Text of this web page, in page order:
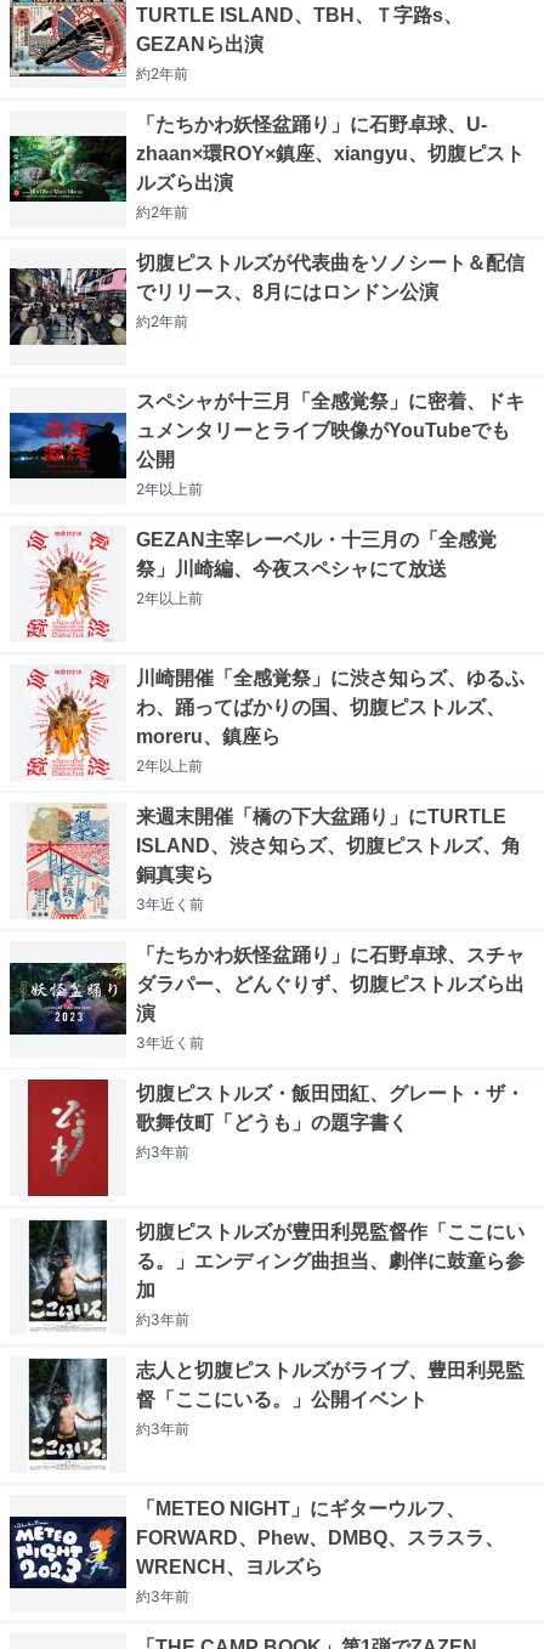
TURTLE ISLAND、TBH、Ｔ字路s、
GEZANら出演
約2年前
「たちかわ妖怪盆踊り」に石野卓球、U-
zhaan×環ROY×鎮座、xiangyu、切腹ピスト
ルズら出演
約2年前
切腹ピストルズが代表曲をソノシート＆配信
でリリース、8月にはロンドン公演
約2年前
スペシャが十三月「全感覚祭」に密着、ドキ
ュメンタリーとライブ映像がYouTubeでも
公開
2年以上前
GEZAN主宰レーベル・十三月の「全感覚
祭」川崎編、今夜スペシャにて放送
2年以上前
川崎開催「全感覚祭」に渋さ知らズ、ゆるふ
わ、踊ってばかりの国、切腹ピストルズ、
moreru、鎮座ら
2年以上前
来週末開催「橋の下大盆踊り」にTURTLE
ISLAND、渋さ知らズ、切腹ピストルズ、角
銅真実ら
3年近く 前
「たちかわ妖怪盆踊り」に石野卓球、スチャ
ダラパー、どんぐりず、切腹ピストルズら出
演
3年近く 前
切腹ピストルズ・飯田団紅、グレート・ザ・
歌舞伎町「どうも」の題字書く
約3年前
切腹ピストルズが豊田利晃監督作「ここにい
る。」エンディング曲担当、劇伴に鼓童ら参
加
約3年前
志人と切腹ピストルズがライブ、豊田利晃監
督「ここにいる。」公開イベント
約3年前
「METEO NIGHT」にギターウルフ、
FORWARD、Phew、DMBQ、スラスラ、
WRENCH、ヨルズら
約3年前